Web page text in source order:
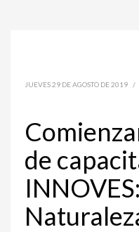
JUEVES 29 DE AGOSTO DE 2019 /
de